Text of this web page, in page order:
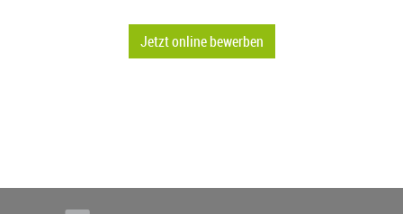
Jetzt online bewerben